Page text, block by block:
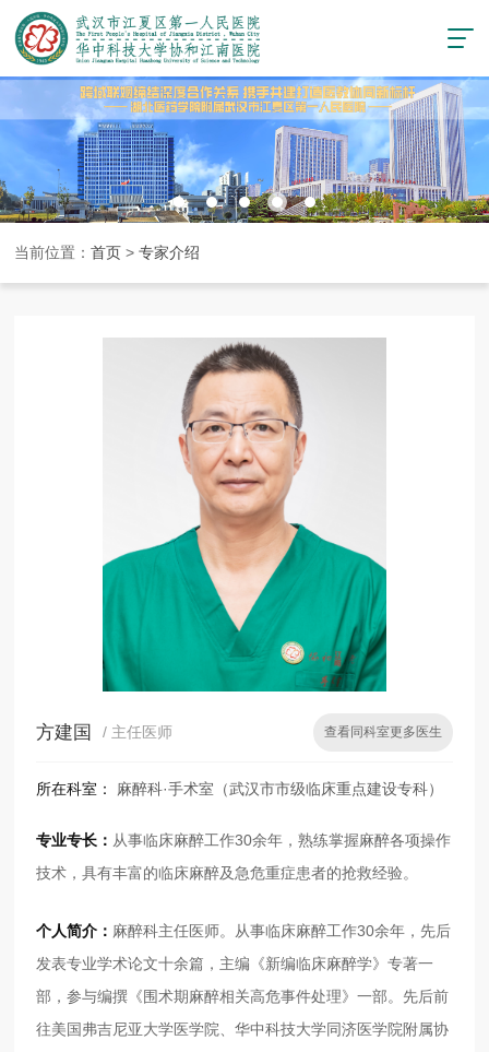
当前位置：首页 >专家介绍
查看同科室更多医生
方建国 / 主任医师
所在科室： 麻醉科·手术室（武汉市市级临床重点建设专科）
专业专长： 从事临床麻醉工作30余年，熟练掌握麻醉各项操作
技术，具有丰富的临床麻醉及急危重症患者的抢救经验。
个人简介： 麻醉科主任医师。从事临床麻醉工作30余年，先后
发表专业学术论文十余篇，主编《新编临床麻醉学》专著一
部，参与编撰《围术期麻醉相关高危事件处理》一部。先后前
往美国弗吉尼亚大学医学院、华中科技大学同济医学院附属协